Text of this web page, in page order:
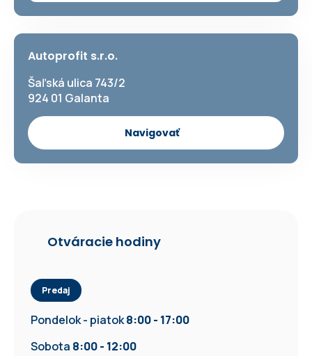
Autoprofit s.r.o.
Šaľská ulica 743/2
924 01 Galanta
Navigovať
Otváracie hodiny
Predaj
Pondelok - piatok8:00 - 17:00
Sobota 8:00 - 12:00